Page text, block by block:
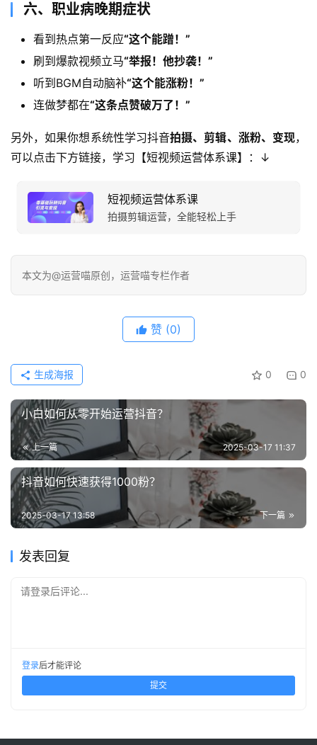
六、职业病晚期症状
看到热点第一反应​“这个能蹭！”​
刷到爆款视频立马​“举报！他抄袭！”​
听到BGM自动脑补​“这个能涨粉！”​
连做梦都在​“这条点赞破万了！”​
另外，如果你想系统性学习抖音拍摄、剪辑、涨粉、变现，
可以点击下方链接，学习【短视频运营体系课】：↓
短视频运营体系课
拍摄剪辑运营，全能轻松上手
本文为@运营喵原创，运营喵专栏作者
赞 (0)
0 0
生成海报
小白如何从零开始运营抖音？
上一篇 2025-03-17 11:37
抖音如何快速获得1000粉？
下一篇
2025-03-17 13:58
发表回复
请登录后评论...
登录后才能评论
提交